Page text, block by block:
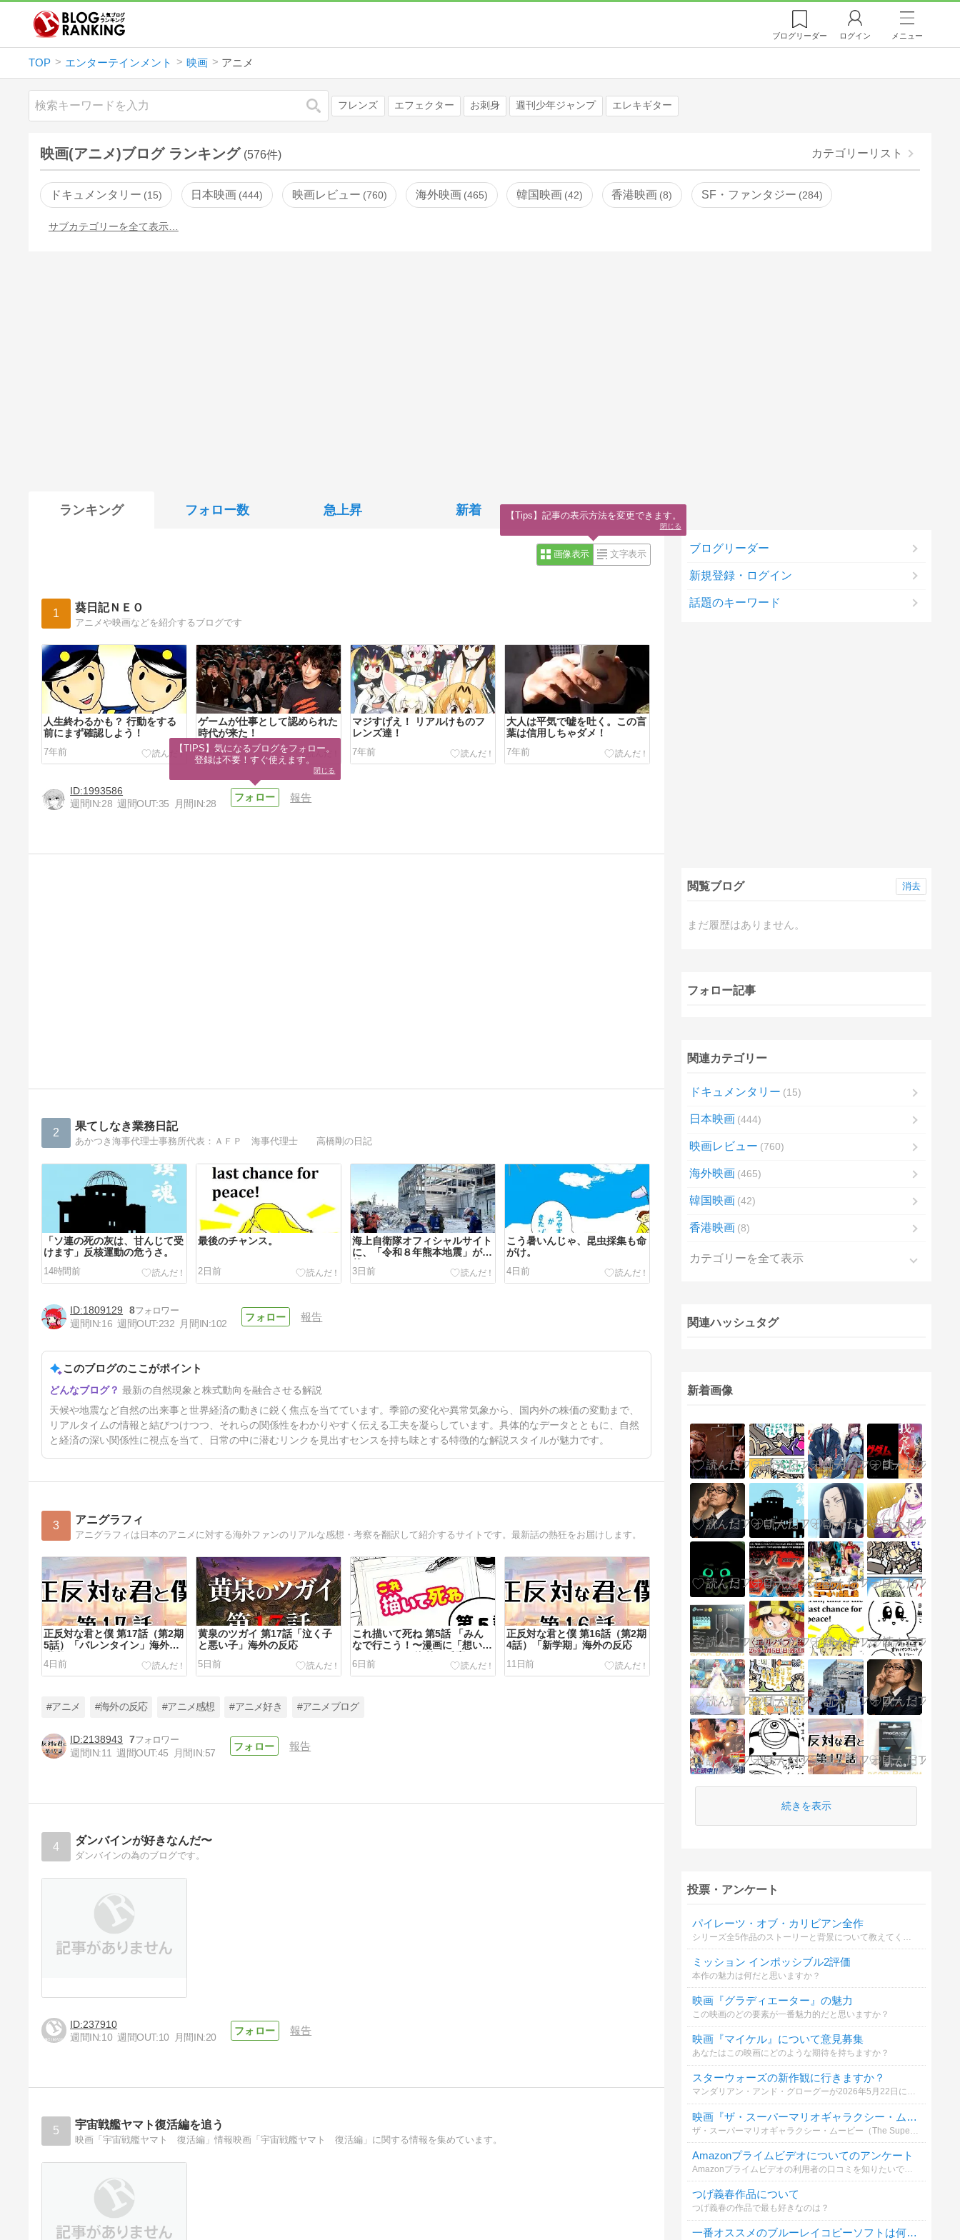
ブログリーダー ログイン メニュー
TOP エンターテインメント 映画 アニメ
検索 フレンズ エフェクター お刺身 週刊少年ジャンプ エレキギター
映画(アニメ)ブログ ランキング (576件) カテゴリーリスト
ドキュメンタリー 15 日本映画 444 映画レビュー 760 海外映画 465 韓国映画 42 香港映画 8 SF・ファンタジー 284
サブカテゴリーを全て表示…
ランキング フォロー数 急上昇 新着
画像表示 文字表示
1 葵日記ＮＥＯ
アニメや映画などを紹介するブログです
人生終わるかも？ 行動をする
前にまず確認しよう！
7年前
ゲームが仕事として認められた
時代が来た！
7年前
マジすげえ！ リアルけものフ
レンズ達！
7年前
大人は平気で嘘を吐く。この言
葉は信用しちゃダメ！
7年前
1993586
週間IN:28 週間OUT:35 月間IN:28
報告
2 果てしなき業務日記
あかつき海事代理士事務所代表：ＡＦＰ 海事代理士 高橋剛の日記
「ソ連の死の灰は、甘んじて受
けます」反核運動の危うさ。
14時間前
最後のチャンス。
2日前
海上自衛隊オフィシャルサイト
に、「令和８年熊本地震」が掲
載されました。
3日前
こう暑いんじゃ、昆虫採集も命
がけ。
4日前
夕立
7日前
1809129
8
週間IN:16 週間OUT:232 月間IN:102
報告
このブログのここがポイント
最新の自然現象と株式動向を融合させる解説
天候や地震など自然の出来事と世界経済の動きに鋭く焦点を当てています。季節の変化や異常気象から、国内外の株価の変動まで、
リアルタイムの情報と結びつけつつ、それらの関係性をわかりやすく伝える工夫を凝らしています。具体的なデータとともに、自然
と経済の深い関係性に視点を当て、日常の中に潜むリンクを見出すセンスを持ち味とする特徴的な解説スタイルが魅力です。
3 アニグラフィ
アニグラフィは日本のアニメに対する海外ファンのリアルな感想・考察を翻訳して紹介するサイトです。最新話の熱狂をお届けします。
正反対な君と僕 第17話（第2期
5話）「バレンタイン」海外の
反応
4日前
黄泉のツガイ 第17話「泣く子
と悪い子」海外の反応
5日前
これ描いて死ね 第5話 「みん
なで行こう！〜漫画に「想い」
をこめよう」 海外の反応
6日前
正反対な君と僕 第16話（第2期
4話）「新学期」海外の反応
11日前
12日前
#アニメ #海外の反応 #アニメ感想 #アニメ好き #アニメブログ
2138943
7
週間IN:11 週間OUT:45 月間IN:57
報告
4 ダンバインが好きなんだ〜
ダンバインの為のブログです。
237910
週間IN:10 週間OUT:10 月間IN:20
報告
5 宇宙戦艦ヤマト復活編を追う
映画「宇宙戦艦ヤマト 復活編」情報映画「宇宙戦艦ヤマト 復活編」に関する情報を集めています。
ブログリーダー
新規登録・ログイン
話題のキーワード
閲覧ブログ
まだ履歴はありません。
消去
フォロー記事
関連カテゴリー
ドキュメンタリー 15
日本映画 444
映画レビュー 760
海外映画 465
韓国映画 42
香港映画 8
カテゴリーを全て表示
関連ハッシュタグ
新着画像
続きを表示
投票・アンケート
パイレーツ・オブ・カリビアン全作
ミッション インポッシブル2評価
本作の魅力は何だと思いますか？
映画『グラディエーター』の魅力
この映画のどの要素が一番魅力的だと思いますか？
映画『マイケル』について意見募集
あなたはこの映画にどのような期待を持ちますか？
スターウォーズの新作観に行きますか？
マンダリアン・アンド・グローグーが2026年5月22日に公開されます。
映画『ザ・スーパーマリオギャラクシー・ムービー』最新映像が公開！どう思う？
Amazonプライムビデオについてのアンケート
つげ義春作品について
つげ義春の作品で最も好きなのは？
一番オススメのブルーレイコピーソフトは何ですか
【TIPS】気になるブログをフォロー。
登録は不要！すぐ使えます。
閉じる
【Tips】記事の表示方法を変更できます。
閉じる